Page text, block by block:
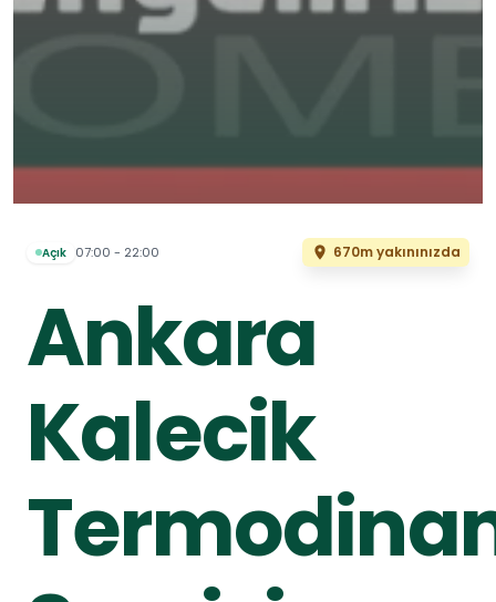
Açık 07:00 - 22:00 670m yakınınızda
Ankara
Kalecik